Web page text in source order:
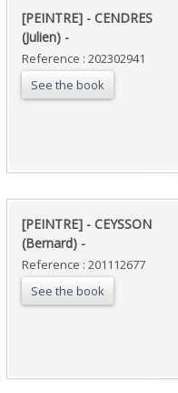
‎[PEINTRE] - CENDRES
(Julien) - ‎
Reference : 202302941
See the book
‎[PEINTRE] - CEYSSON
(Bernard) - ‎
Reference : 201112677
See the book